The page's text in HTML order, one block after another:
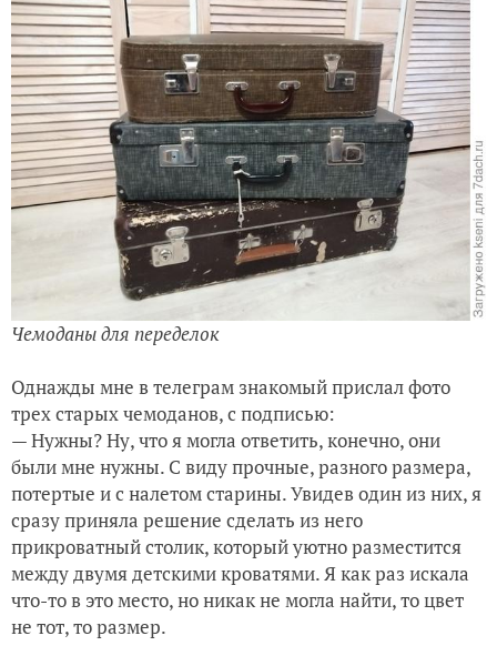
Чемоданы для переделок
Однажды мне в телеграм знакомый прислал фото
трех старых чемоданов, с подписью:
— Нужны? Ну, что я могла ответить, конечно, они
были мне нужны. С виду прочные, разного размера,
потертые и с налетом старины. Увидев один из них, я
сразу приняла решение сделать из него
прикроватный столик, который уютно разместится
между двумя детскими кроватями. Я как раз искала
что-то в это место, но никак не могла найти, то цвет
не тот, то размер.